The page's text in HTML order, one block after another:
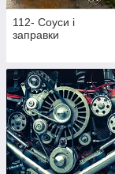
112- Соуси і
заправки